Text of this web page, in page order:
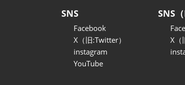
SNS
Facebook
X（旧:Twitter）
instagram
YouTube
SNS
X（